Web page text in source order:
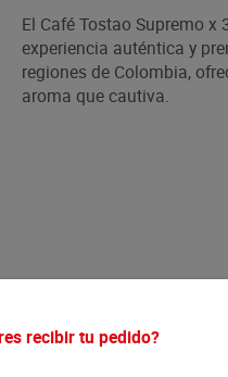
El Café Tostao Supremo
experiencia auténtica y
regiones de Colombia,
aroma que cautiva.
recibir tu pedido?